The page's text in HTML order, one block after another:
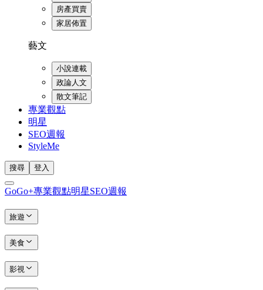
房產買賣
家居佈置
藝文
小說連載
政論人文
散文筆記
專業觀點
明星
SEO週報
StyleMe
搜尋 登入
GoGo+專業觀點明星SEO週報
旅遊
美食
影視